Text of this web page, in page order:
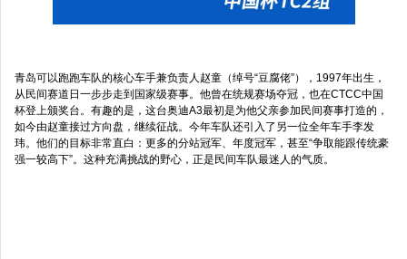
青岛可以跑跑车队的核心车手兼负责人赵童（绰号“豆腐佬”），1997年出生，
从民间赛道日一步步走到国家级赛事。他曾在统规赛场夺冠，也在CTCC中国
杯登上颁奖台。有趣的是，这台奥迪A3最初是为他父亲参加民间赛事打造的，
如今由赵童接过方向盘，继续征战。今年车队还引入了另一位全年车手李发
玮。他们的目标非常直白：更多的分站冠军、年度冠军，甚至“争取能跟传统豪
强一较高下”。这种充满挑战的野心，正是民间车队最迷人的气质。